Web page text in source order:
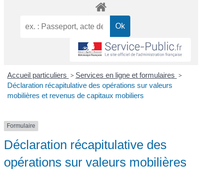
Accueil particuliers > Services en ligne et formulaires >
Déclaration récapitulative des opérations sur valeurs
mobilières et revenus de capitaux mobiliers
Formulaire
Déclaration récapitulative des
opérations sur valeurs mobilières